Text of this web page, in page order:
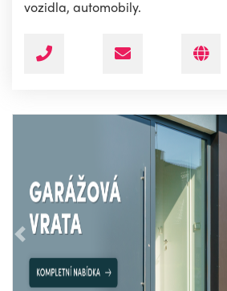
vozidla, automobily.
Předchozí